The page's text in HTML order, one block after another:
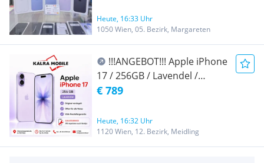
Offen Für alle Netze / AT-
WARE / EU-WARE/ mit
Rechnung
Heute, 16:33 Uhr
1050 Wien, 05. Bezirk, Margareten
!!!ANGEBOT!!! Apple iPhone
17 / 256GB / Lavendel /
Nagelneu / AT-Ware / offen
Herstellergarantie
€ 789
Heute, 16:32 Uhr
1120 Wien, 12. Bezirk, Meidling